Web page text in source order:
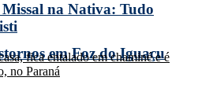
em Foz do Iguaçu
na Nativa: Tudo